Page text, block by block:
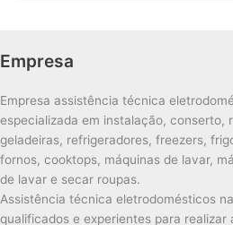
Empresa
Empresa assistência técnica
especializada em instalação, conserto,
geladeiras, refrigeradores, freezers,
fornos, cooktops, máquinas de lavar,
de lavar e secar roupas.
Assistência técnica eletrodomésticos
qualificados e experientes para realizar